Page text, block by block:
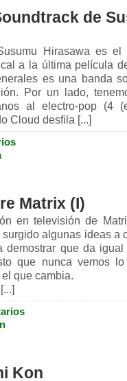
de
Hirasawa es el
a la última película
es una banda
Por un lado,
al electro-pop (4
Cloud desfila [...]
Matrix (I)
en televisión de
algunas ideas a
demostrar que da
que nunca vemos
que cambia.
Kon